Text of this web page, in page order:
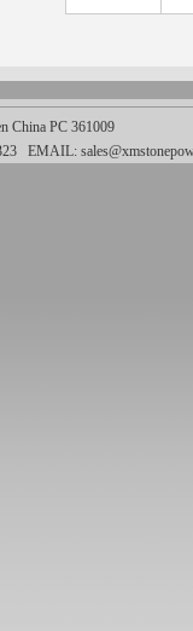
China PC 361009
EMAIL: